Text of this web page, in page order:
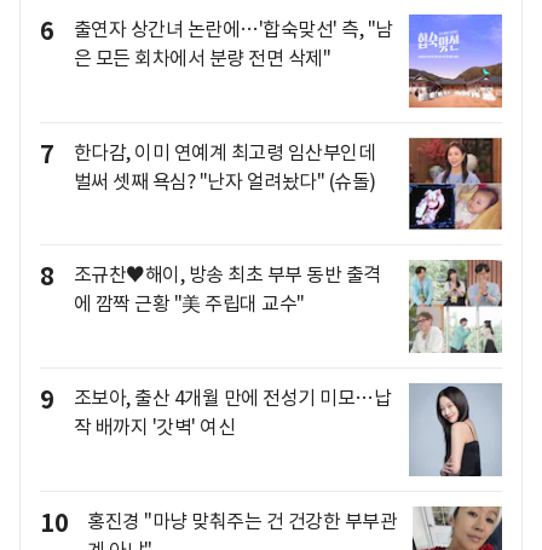
6
출연자 상간녀 논란에…'합숙맞선' 측, "남
은 모든 회차에서 분량 전면 삭제"
7
한다감, 이미 연예계 최고령 임산부인데
벌써 셋째 욕심? "난자 얼려놨다" (슈돌)
8
조규찬♥해이, 방송 최초 부부 동반 출격
에 깜짝 근황 "美 주립대 교수"
9
조보아, 출산 4개월 만에 전성기 미모…납
작 배까지 '갓벽' 여신
10
홍진경 "마냥 맞춰주는 건 건강한 부부관